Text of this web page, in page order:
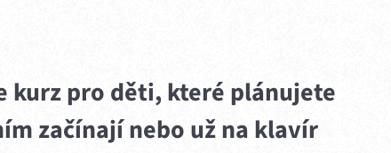
kurz pro děti, které plánujete
začínají nebo už na klavír